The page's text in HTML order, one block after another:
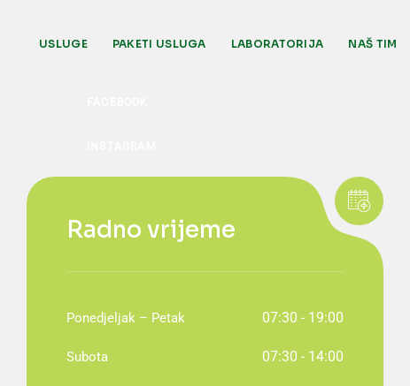
USLUGE PAKETI USLUGA LABORATORIJA NAŠ TIM
Radno vrijeme
Ponedjeljak – Petak 07:30 - 19:00
Subota 07:30 - 14:00